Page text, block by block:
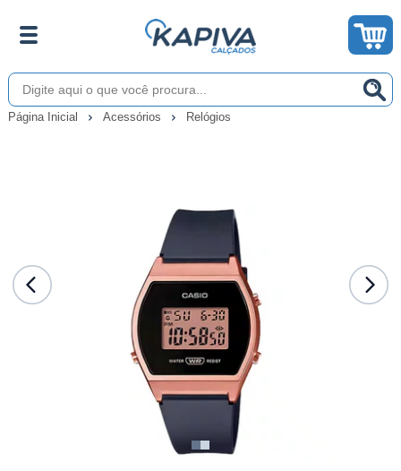
Página Inicial Acessórios Relógios